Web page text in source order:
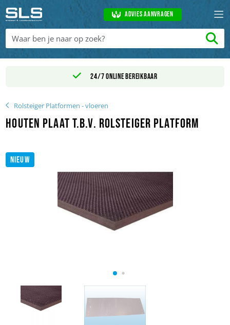
Advies aanvragen
24/7 online bereikbaar
Rolsteiger Platformen - vloeren
Houten plaat t.b.v. rolsteiger platform
NIEUW